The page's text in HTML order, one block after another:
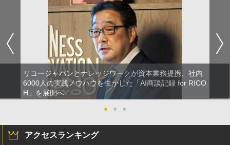
リコージャパンとナレッジワークが資本業務提携、社内
6000人の実践ノウハウを生かした「AI商談記録 for RICO
H」を展開へ
●
● ●
アクセスランキング